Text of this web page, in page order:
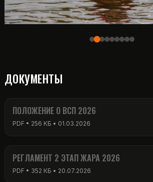
ПОЛОЖЕНИЕ О ВСП 2026
РЕГЛАМЕНТ 2 ЭТАП ЖАРА 2026